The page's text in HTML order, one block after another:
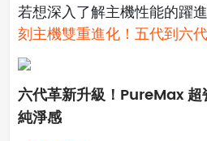
若想深入了解主機性能的躍
刻主機雙重進化！五代到六
六代革新升級！PureMax
純淨感